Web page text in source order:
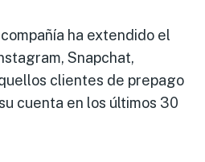
ha extendido el
Snapchat,
clientes de prepago
cuenta en los últimos 30